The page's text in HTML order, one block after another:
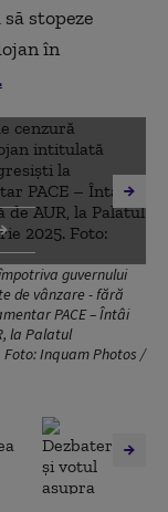
stopeze
în
guvernului
de vânzare - fără
PACE – Întâi
la Palatul
Inquam Photos /